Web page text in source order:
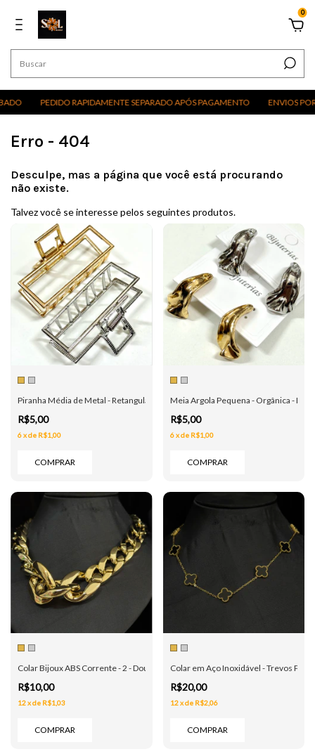
0
PEDIDO RAPIDAMENTE SEPARADO APÓS PAGAMENTO ENVIOS POR
Erro - 404
Desculpe, mas a página que você está procurando
não existe.
Talvez você se interesse pelos seguintes produtos.
Piranha Média de Metal - Retangular - Dourada e Prata
R$5,00
6xde R$1,00
COMPRAR
Meia Argola Pequena - Orgânica -
R$5,00
6 xde R$1,00
COMPRAR
Colar Bijoux ABS Corrente - 2 - Dourado e Prata
R$10,00
12xde R$1,03
COMPRAR
Colar em Aço Inoxidável - Trevos
R$20,00
12 xde R$2,06
COMPRAR